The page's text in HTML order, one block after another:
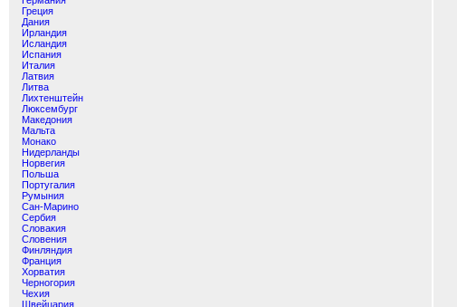
Греция
Дания
Ирландия
Исландия
Испания
Италия
Латвия
Литва
Лихтенштейн
Люксембург
Македония
Мальта
Монако
Нидерланды
Норвегия
Польша
Португалия
Румыния
Сан-Марино
Сербия
Словакия
Словения
Финляндия
Франция
Хорватия
Черногория
Чехия
Швейцария